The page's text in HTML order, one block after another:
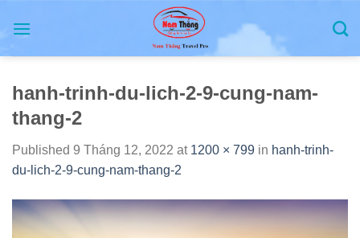
hanh-trinh-du-lich-2-9-cung-nam-
thang-2
Published 9 Tháng 12, 2022 at 1200 × 799 in hanh-trinh-
du-lich-2-9-cung-nam-thang-2